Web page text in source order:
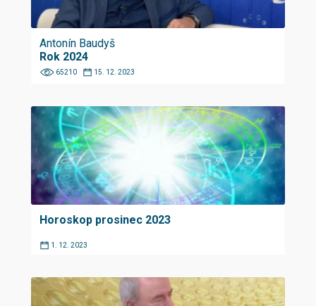
Antonín Baudyš
Rok 2024
65210 15. 12. 2023
Horoskop prosinec 2023
1. 12. 2023